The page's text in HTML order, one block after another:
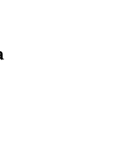
5 Причин Женской
И ПСИХОЛОГИЯ